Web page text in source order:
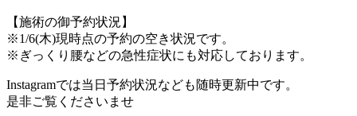
【施術の御予約状況】
※1/6(木)現時点の予約の空き状況です。
※ぎっくり腰などの急性症状にも対応しております。
Instagramでは当日予約状況なども随時更新中です。
是非ご覧くださいませ